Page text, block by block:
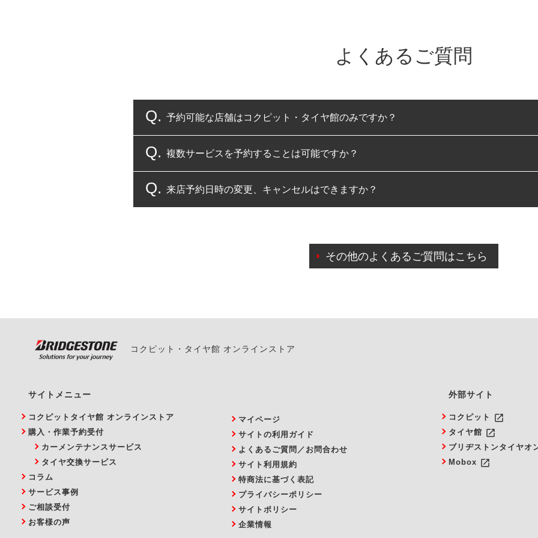
よくあるご質問
予約可能な店舗はコクピット・タイヤ館のみですか？
コクピット・タイヤ館のみとなります。
複数サービスを予約することは可能ですか？
複数サービスのご予約は可能です。
来店予約日時の変更、キャンセルはできますか？
また、やむを得ない事由によりご予約のキャンセルをご希望の際は、直接ご予約いた
その他のよくあるご質問はこちら
コクピット・タイヤ館 オンラインストア
サイトメニュー
コクピットタイヤ館 オンラインストア
購入・作業予約受付
カーメンテナンスサービス
タイヤ交換サービス
コラム
サービス事例
ご相談受付
お客様の声
マイページ
サイトの利用ガイド
よくあるご質問／お問合わせ
サイト利用規約
特商法に基づく表記
プライバシーポリシー
サイトポリシー
企業情報
外部サイト
コクピット launch
タイヤ館 launch
ブリヂストンタイヤオ
Mobox launch